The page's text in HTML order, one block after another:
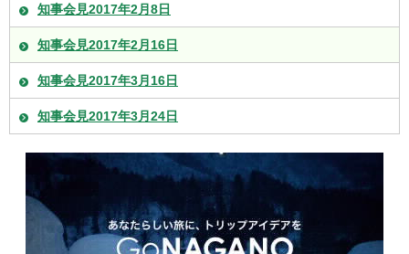
知事会見2017年2月8日
知事会見2017年2月16日
知事会見2017年3月16日
知事会見2017年3月24日